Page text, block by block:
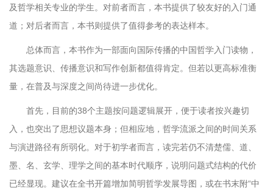
及哲学相关专业的学生。对前者而言，本书提供了较友好的入门通
道；对后者而言，本书则提供了值得参考的表达样本。
总体而言，本书作为一部面向国际传播的中国哲学入门读物，
其选题意识、传播意识和写作创新都值得肯定。但若以更高标准衡
量，在普及与深度之间尚待进一步优化。
首先，目前的38个主题按问题逻辑展开，便于读者按兴趣切
入，也突出了思想议题本身；但相应地，哲学流派之间的时间关系
与演进路径有所弱化。对于初学者而言，读完若仍不清楚儒、道、
墨、名、玄学、理学之间的基本时代顺序，说明问题式结构的代价
已经显现。建议在全书开篇增加简明哲学发展导图，或在书末附“中